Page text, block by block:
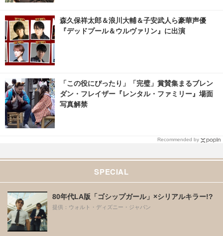
森久保祥太郎＆浪川大輔＆子安武人ら豪華声優
『デッドプール＆ウルヴァリン』に出演
「この役にぴったり」「完璧」賞賛集まるブレン
ダン・フレイザー『レンタル・ファミリー』場面
写真解禁
Recommended by
SPECIAL
80年代LA版「ゴシップガール」×シリアルキラー!?
提供：ウォルト・ディズニー・ジャパン